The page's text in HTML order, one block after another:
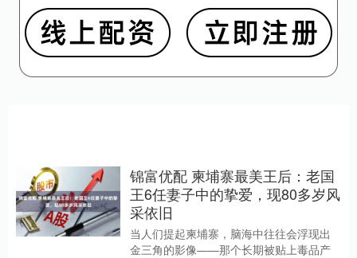
锦富优配 柬埔寨最美王后：老国
王6任妻子中的挚爱，现80多岁风
采依旧
当人们提起柬埔寨，脑海中往往会浮现出
金三角的影像——那个长期被贴上毒品产